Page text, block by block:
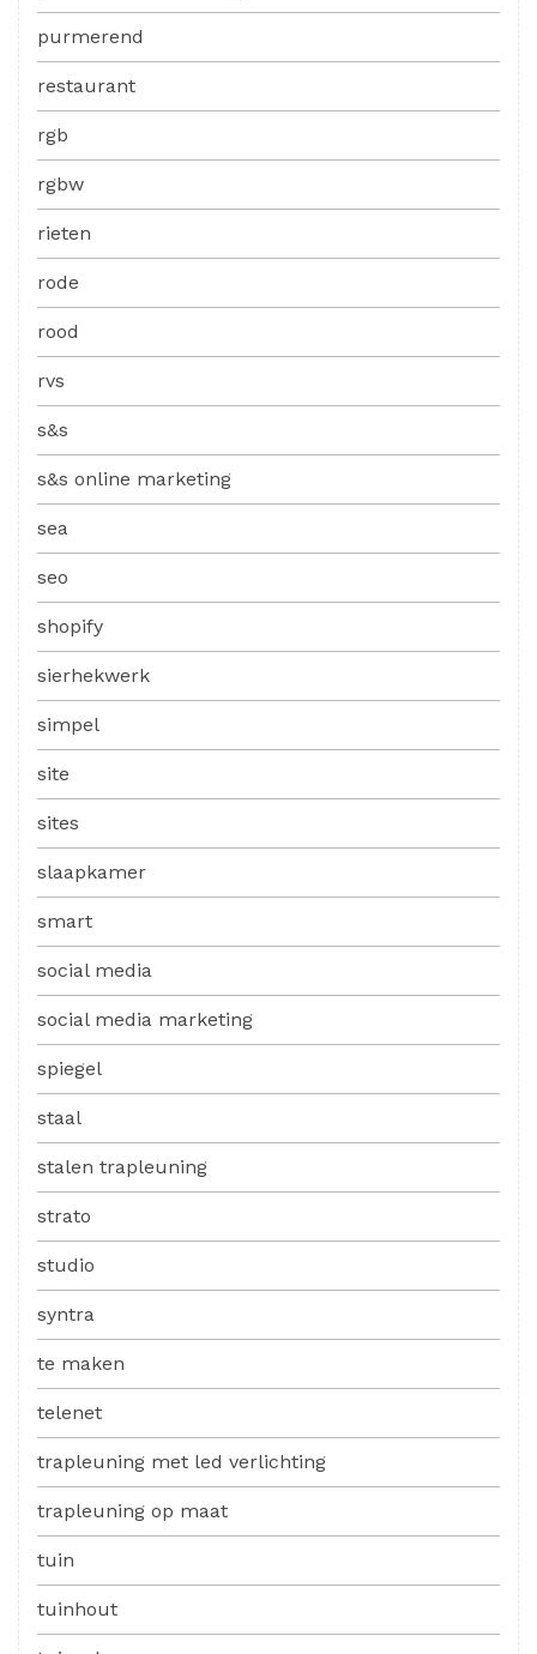
purmerend
restaurant
rgb
rgbw
rieten
rode
rood
rvs
s&s
s&s online marketing
sea
seo
shopify
sierhekwerk
simpel
site
sites
slaapkamer
smart
social media
social media marketing
spiegel
staal
stalen trapleuning
strato
studio
syntra
te maken
telenet
trapleuning met led verlichting
trapleuning op maat
tuin
tuinhout